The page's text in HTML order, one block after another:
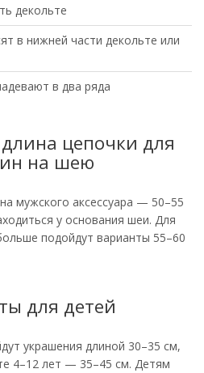
декольте
в нижней части декольте или
в два ряда
цепочки для
на шею
мужского аксессуара — 50–55
у основания шеи. Для
подойдут варианты 55–60
для детей
украшения длиной 30–35 см,
4–12 лет — 35–45 см. Детям